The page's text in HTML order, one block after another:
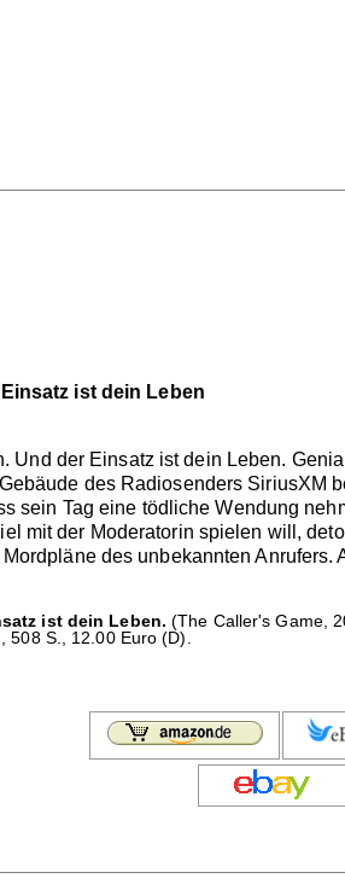
ist dein Leben
Und der Einsatz ist dein Leben.
des Radiosenders SiriusXM
sein Tag eine tödliche Wendung
mit der Moderatorin spielen will,
des unbekannten
ist dein Leben. (The Caller's Game,
508 S., 12.00 Euro (D).